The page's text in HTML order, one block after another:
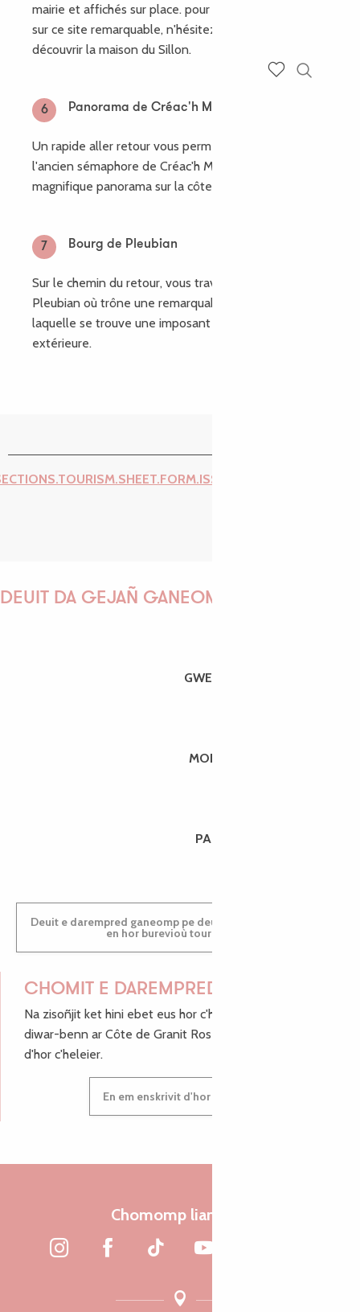
mairie et affichés sur place. pour en apprendre plus
sur ce site remarquable, n'hésitez pas à aller
découvrir la maison du Sillon.
6 Panorama de Créac'h Maout
Un rapide aller retour vous permet de découvrir
l'ancien sémaphore de Créac'h Maout et son
magnifique panorama sur la côte sauvage.
7 Bourg de Pleubian
Sur le chemin du retour, vous traversez le bourg de
Pleubian où trône une remarquable église à côté de
laquelle se trouve une imposant chaise calvaire
extérieure.
DEUIT DA GEJAÑ GANEOMP !
GWENAËLLE
MORGANE
PAULINE
Deuit e darempred ganeomp pe deuit da welet ac'hanomp
en hor burevioù touristerezh
CHOMIT E DAREMPRED !
Na zisoñjit ket hini ebet eus hor c'hinnigoù mat ha keleier
diwar-benn ar Côte de Granit Rose, enskrivit hoc'h anv
d'hor c'heleier.
En em enskrivit d'hor c'heleier
Chomomp liammet